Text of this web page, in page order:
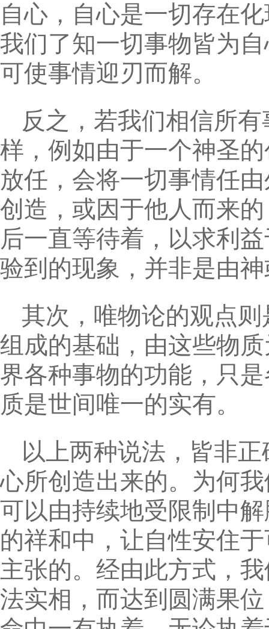
自心，自心是一切存在
我们了知一切事物皆为
可使事情迎刃而解。
反之，若我们相信所
样，例如由于一个神圣
放任，会将一切事情任
创造，或因于他人而来
后一直等待着，以求利
验到的现象，并非是由
其次，唯物论的观点
组成的基础，由这些物
界各种事物的功能，只
质是世间唯一的实有。
以上两种说法，皆非
心所创造出来的。为何
可以由持续地受限制中
的祥和中，让自性安住
主张的。经由此方式，
法实相，而达到圆满果